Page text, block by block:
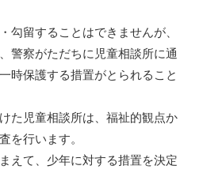
勾留することはできませんが、
警察がただちに児童相談所に通
時保護する措置がとられること
た児童相談所は、福祉的観点か
を行います。
えて、少年に対する措置を決定